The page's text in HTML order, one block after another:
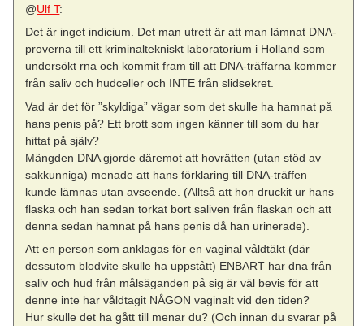
@Ulf T:
Det är inget indicium. Det man utrett är att man lämnat DNA-
proverna till ett kriminaltekniskt laboratorium i Holland som
undersökt rna och kommit fram till att DNA-träffarna kommer
från saliv och hudceller och INTE från slidsekret.
Vad är det för ”skyldiga” vägar som det skulle ha hamnat på
hans penis på? Ett brott som ingen känner till som du har
hittat på själv?
Mängden DNA gjorde däremot att hovrätten (utan stöd av
sakkunniga) menade att hans förklaring till DNA-träffen
kunde lämnas utan avseende. (Alltså att hon druckit ur hans
flaska och han sedan torkat bort saliven från flaskan och att
denna sedan hamnat på hans penis då han urinerade).
Att en person som anklagas för en vaginal våldtäkt (där
dessutom blodvite skulle ha uppstått) ENBART har dna från
saliv och hud från målsäganden på sig är väl bevis för att
denne inte har våldtagit NÅGON vaginalt vid den tiden?
Hur skulle det ha gått till menar du? (Och innan du svarar på